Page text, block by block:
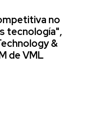
no
tecnología",
&
de VML